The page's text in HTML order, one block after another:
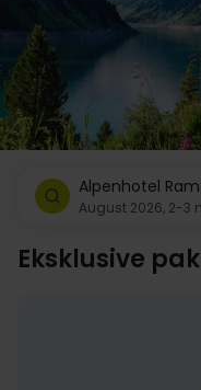
Alpenhotel
August 2026, 2-3
Eksklusive